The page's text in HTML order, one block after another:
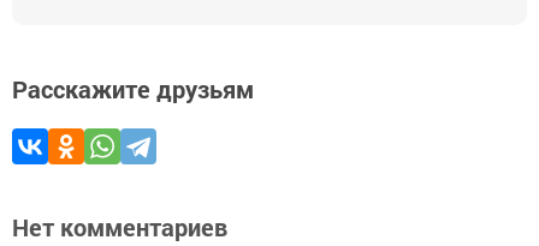
Расскажите друзьям
Нет комментариев